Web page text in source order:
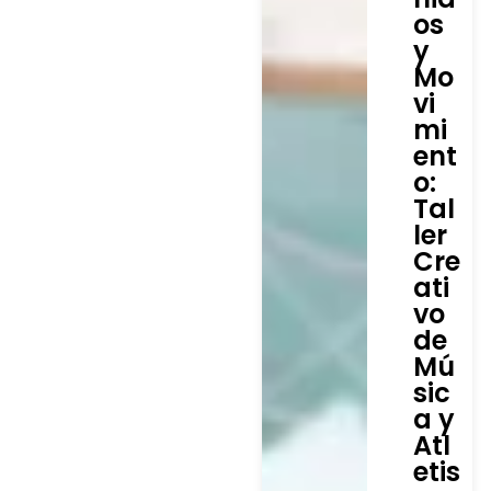
os
y
Mo
vi
mi
ent
o:
Tal
ler
Cre
ati
vo
de
Mú
sic
a y
Atl
etis